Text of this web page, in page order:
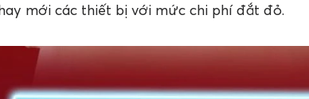
mới các thiết bị với mức chi phí đắt đỏ.